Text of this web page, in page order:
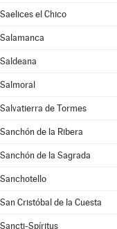
Saelices el Chico
Salamanca
Saldeana
Salmoral
Salvatierra de Tormes
Sanchón de la Ribera
Sanchón de la Sagrada
Sanchotello
San Cristóbal de la Cuesta
Sancti-Spíritus